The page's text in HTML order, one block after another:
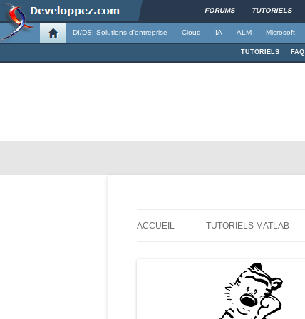
FORUMS TUTORIELS
DI/DSI Solutions d'entreprise Cloud IA ALM Microsoft
TUTORIELS FAQ
ACCUEIL TUTORIELS MATLAB